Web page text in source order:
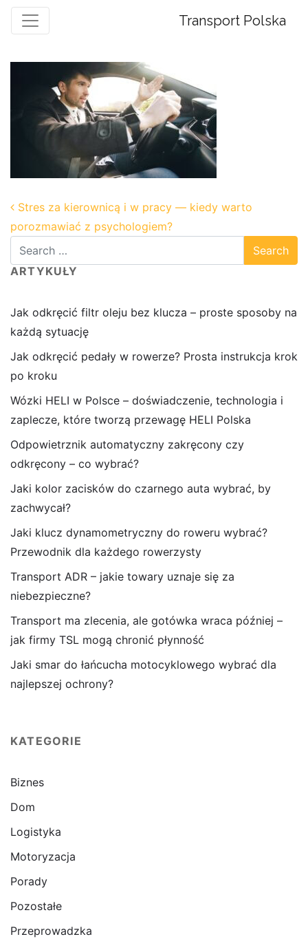
Transport Polska
Post navigation
Stres za kierownicą i w pracy — kiedy warto
porozmawiać z psychologiem?
ARTYKUŁY
Jak odkręcić filtr oleju bez klucza – proste sposoby na
każdą sytuację
Jak odkręcić pedały w rowerze? Prosta instrukcja krok
po kroku
Wózki HELI w Polsce – doświadczenie, technologia i
zaplecze, które tworzą przewagę HELI Polska
Odpowietrznik automatyczny zakręcony czy
odkręcony – co wybrać?
Jaki kolor zacisków do czarnego auta wybrać, by
zachwycał?
Jaki klucz dynamometryczny do roweru wybrać?
Przewodnik dla każdego rowerzysty
Transport ADR – jakie towary uznaje się za
niebezpieczne?
Transport ma zlecenia, ale gotówka wraca później –
jak firmy TSL mogą chronić płynność
Jaki smar do łańcucha motocyklowego wybrać dla
najlepszej ochrony?
KATEGORIE
Biznes
Dom
Logistyka
Motoryzacja
Porady
Pozostałe
Przeprowadzka